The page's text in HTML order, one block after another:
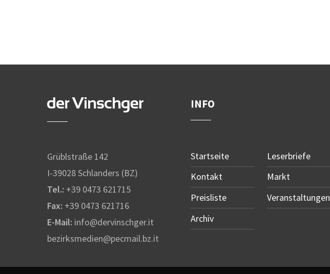
Grüblstraße 142
I-39028 Schlanders (BZ)
Tel.: +39 0473 621715
Fax: +39 0473 621716
E-Mail: info@dervinschger.it
bezirksmedien@pecmail.bz.it
INFO
Startseite
Kontakt
Preisliste
Archiv
Leserbriefe
Markt
Veranstaltungen